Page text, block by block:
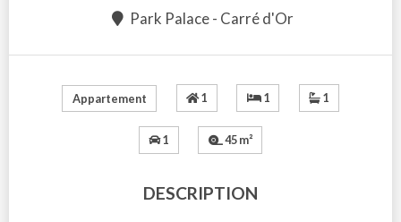
Park Palace - Carré d'Or
Appartement 1 1 1
1 45 m²
DESCRIPTION